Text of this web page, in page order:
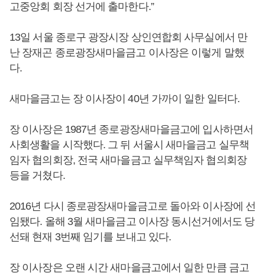
고중앙회 회장 선거에 출마한다.”
13일 서울 종로구 광장시장 상인연합회 사무실에서 만
난 장재곤 종로광장새마을금고 이사장은 이렇게 말했
다.
새마을금고는 장 이사장이 40년 가까이 일한 일터다.
장 이사장은 1987년 종로광장새마을금고에 입사하면서
사회생활을 시작했다. 그 뒤 서울시 새마을금고 실무책
임자 협의회장, 전국 새마을금고 실무책임자 협의회장
등을 거쳤다.
2016년 다시 종로광장새마을금고로 돌아와 이사장에 선
임됐다. 올해 3월 새마을금고 이사장 동시선거에서도 당
선돼 현재 3번째 임기를 보내고 있다.
장 이사장은 오랜 시간 새마을금고에서 일한 만큼 금고